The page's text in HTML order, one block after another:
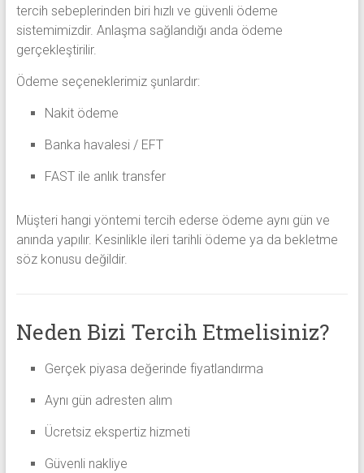
tercih sebeplerinden biri hızlı ve güvenli ödeme
sistemimizdir. Anlaşma sağlandığı anda ödeme
gerçekleştirilir.
Ödeme seçeneklerimiz şunlardır:
Nakit ödeme
Banka havalesi / EFT
FAST ile anlık transfer
Müşteri hangi yöntemi tercih ederse ödeme aynı gün ve
anında yapılır. Kesinlikle ileri tarihli ödeme ya da bekletme
söz konusu değildir.
Neden Bizi Tercih Etmelisiniz?
Gerçek piyasa değerinde fiyatlandırma
Aynı gün adresten alım
Ücretsiz ekspertiz hizmeti
Güvenli nakliye